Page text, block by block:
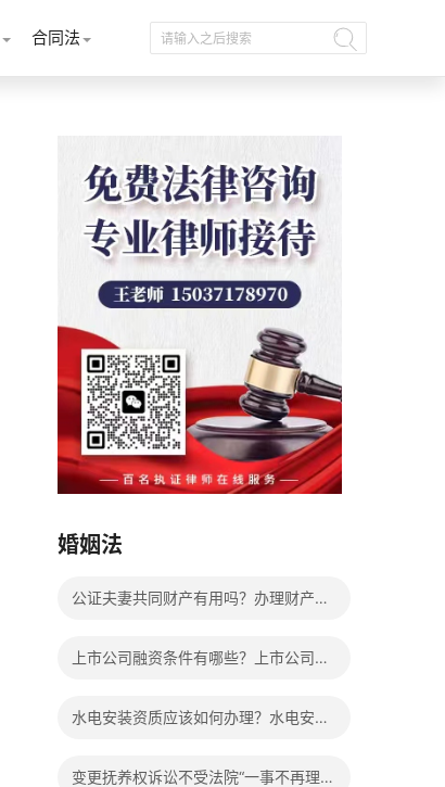
合同法
婚姻法
公证夫妻共同财产有用吗？办理财产公
上市公司融资条件有哪些？上市公司怎
水电安装资质应该如何办理？水电安装
变更抚养权诉讼不受法院“一事不再理”